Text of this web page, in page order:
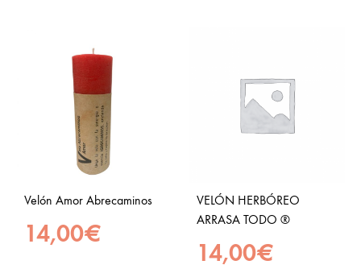
Velón Amor Abrecaminos
14,00€
VELÓN HERBÓREO
ARRASA TODO ®
14,00€